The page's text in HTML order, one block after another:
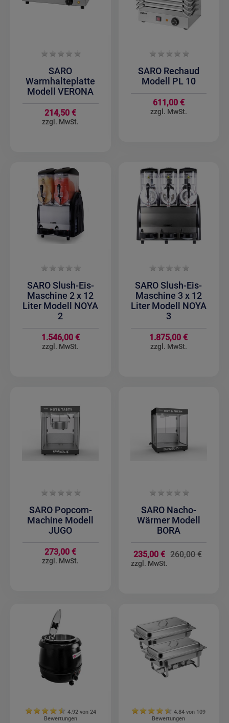
SARO
Warmhalteplatte
Modell VERONA
214,50 €
SARO Rechaud
Modell PL 10
611,00 €
SARO Slush-Eis-
Maschine 2 x 12
Liter Modell NOYA
2
1.546,00 €
SARO Slush-Eis-
Maschine 3 x 12
Liter Modell NOYA
3
1.875,00 €
SARO Popcorn-
Machine Modell
JUGO
273,00 €
SARO Nacho-
Wärmer Modell
BORA
235,00 € 260,00 €
4.92 von 24
Bewertungen
4.84 von 109
Bewertungen